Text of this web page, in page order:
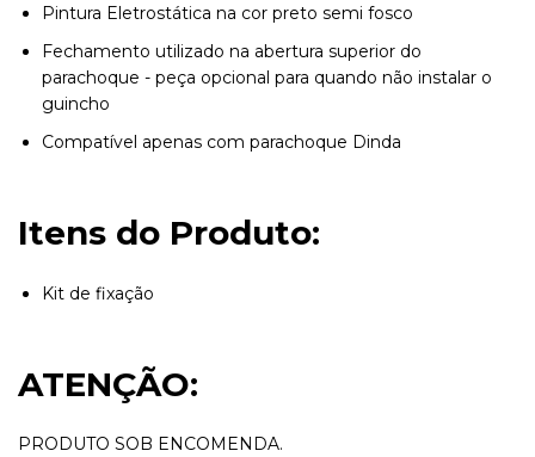
Pintura Eletrostática na cor preto semi fosco
Fechamento utilizado na abertura superior do
parachoque - peça opcional para quando não instalar o
guincho
Compatível apenas com parachoque Dinda
Itens do Produto:
Kit de fixação
ATENÇÃO:
PRODUTO SOB ENCOMENDA.